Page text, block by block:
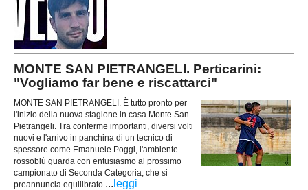
MONTE SAN PIETRANGELI. Perticarini:
"Vogliamo far bene e riscattarci"
MONTE SAN PIETRANGELI. È tutto pronto per
l'inizio della nuova stagione in casa Monte San
Pietrangeli. Tra conferme importanti, diversi volti
nuovi e l'arrivo in panchina di un tecnico di
spessore come Emanuele Poggi, l'ambiente
rossoblù guarda con entusiasmo al prossimo
campionato di Seconda Categoria, che si
preannuncia equilibrato ... leggi